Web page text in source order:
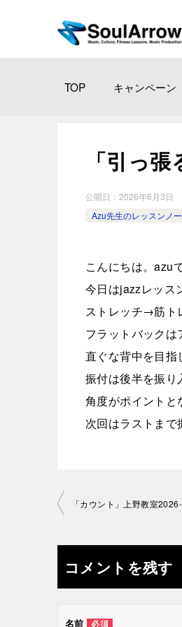
TOP キャンペーン
「引っ
公開日： 2026年6月3日
Azu先生のレッスンノー
こんにちは。azu
今日はjazzレッス
ストレッチ→筋ト
フラットバック
直ぐな背中を目指
振付は後半を振り
角度がポイントと
次回はラストまで
投
ナ
ビ
「カウント」上野教室
コメントを残す
名前 必須